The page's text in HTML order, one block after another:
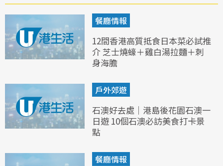
餐廳情報
12間香港高質抵食日本菜必試推
介 芝士燒蠔＋雞白湯拉麵＋刺
身海膽
戶外郊遊
石澳好去處｜港島後花園石澳一
日遊 10個石澳必訪美食打卡景
點
餐廳情報